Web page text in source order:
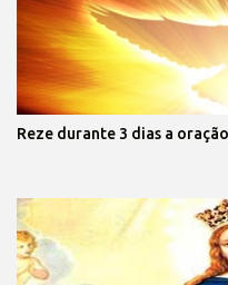
Reze durante 3 dias a